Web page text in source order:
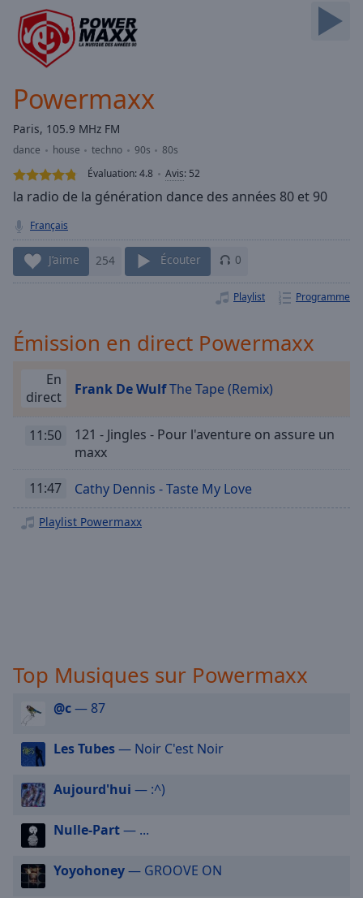
Skip
Forward
Mute
Current
Loaded
0.00%
Stream
Type
LIVE
live,
currently
behind
LIVE
Remaining
Chapters
descriptions
off,
settings
dialog
subtitles
selected
Track
in-
Picture
Fullscreen
This
Powermaxx
Paris, 105.9 MHz FM
dance house techno 90s
80s
Évaluation:4.8 Avis: 52
la radio de la génération dance des années 80 et 90
Français
J’aime 254 Écouter 0
Playlist Programme
Émission en direct Powermaxx
En
direct
Frank De WulfThe Tape (Remix)
11:50
121 - Jingles - Pour l'aventure on assure un
maxx
11:47 Cathy Dennis - Taste My Love
Playlist Powermaxx
Top Musiques sur Powermaxx
@c— 87
Les Tubes— Noir C'est Noir
Aujourd'hui — :^)
Nulle-Part— ...
Yoyohoney— GROOVE ON